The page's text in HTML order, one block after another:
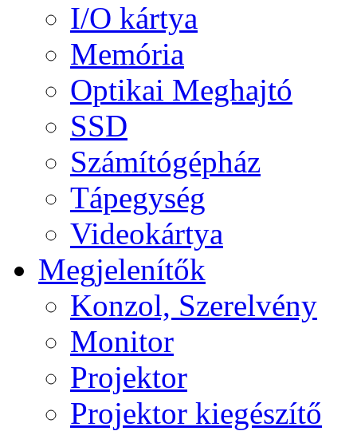
I/O kártya
Memória
Optikai Meghajtó
SSD
Számítógépház
Tápegység
Videokártya
Megjelenítők
Konzol, Szerelvény
Monitor
Projektor
Projektor kiegészítő